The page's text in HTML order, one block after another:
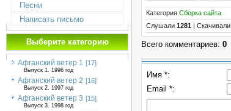
Песни
Написать письмо
Выберите категорию
Афганский ветер 1 [17]
Выпуск 1. 1996 год
Афганский ветер 2 [16]
Выпуск 2. 1997 год
Афганский ветер 3 [15]
Выпуск 3. 1998 год
Категория Сборка сайта
Слушали 1281 Скачивали
Всего комментариев: 0
Имя *:
Email *: